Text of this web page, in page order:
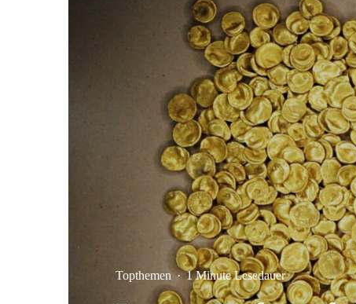
Topthemen · 1 Minute Lesedauer